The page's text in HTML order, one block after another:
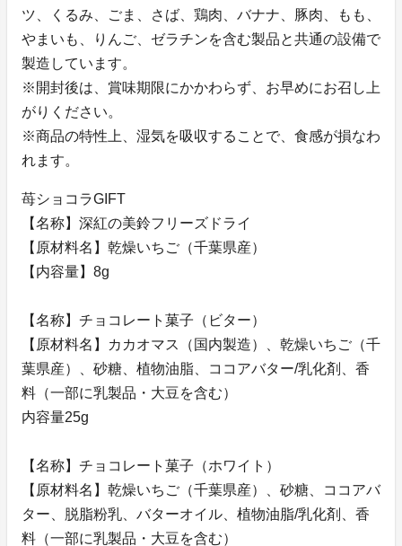
ツ、くるみ、ごま、さば、鶏肉、バナナ、豚肉、もも、
やまいも、りんご、ゼラチンを含む製品と共通の設備で
製造しています。
※開封後は、賞味期限にかかわらず、お早めにお召し上
がりください。
※商品の特性上、湿気を吸収することで、食感が損なわ
れます。
苺ショコラGIFT
【名称】深紅の美鈴フリーズドライ
【原材料名】乾燥いちご（千葉県産）
【内容量】8g
【名称】チョコレート菓子（ビター）
【原材料名】カカオマス（国内製造）、乾燥いちご（千
葉県産）、砂糖、植物油脂、ココアバター/乳化剤、香
料（一部に乳製品・大豆を含む）
内容量25g
【名称】チョコレート菓子（ホワイト）
【原材料名】乾燥いちご（千葉県産）、砂糖、ココアバ
ター、脱脂粉乳、バターオイル、植物油脂/乳化剤、香
料（一部に乳製品・大豆を含む）